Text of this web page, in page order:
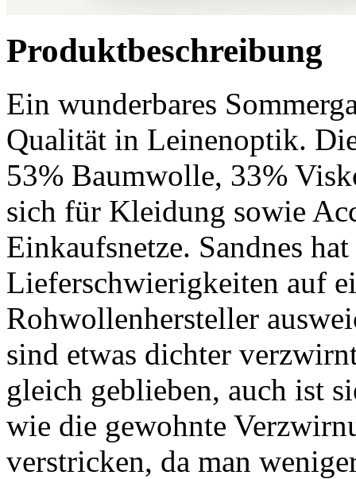
Produktbeschreibung
Ein wunderbares
Qualität in Leinenoptik.
53% Baumwolle, 33%
sich für Kleidung sowie
Einkaufsnetze. Sandnes
Lieferschwierigkeiten auf
Rohwollenhersteller
sind etwas dichter
gleich geblieben, auch ist
wie die gewohnte
verstricken, da man